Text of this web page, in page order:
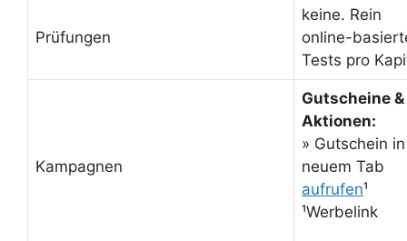
Prüfungen
keine. Rein
online-
Tests pro
Kampagnen
Gutscheine &
Aktionen:
» Gutschein in
neuem Tab
aufrufen¹
¹Werbelink